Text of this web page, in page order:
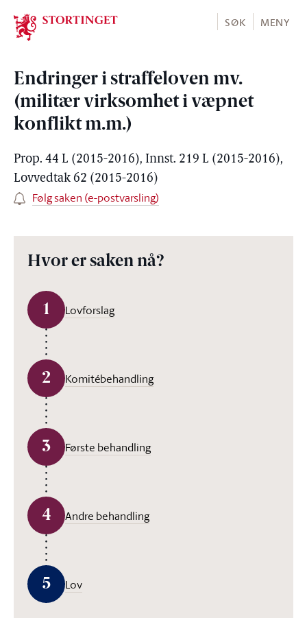
Stortinget.no
SØK MENY
Endringer i straffeloven mv.
(militær virksomhet i væpnet
konflikt m.m.)
Prop. 44 L (2015-2016), Innst. 219 L (2015-2016),
Lovvedtak 62 (2015-2016)
Følg saken (e-postvarsling)
Hvor er saken nå?
1 Lovforslag
2 Komitébehandling
3 Første behandling
4 Andre behandling
5 Lov